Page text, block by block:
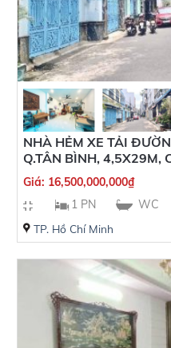
NHÀ HẺM XE TẢI
Q.TÂN BÌNH, 4,5X29M,
Giá: 16,500,000,000₫
1 PN
WC
TP. Hồ Chí Minh